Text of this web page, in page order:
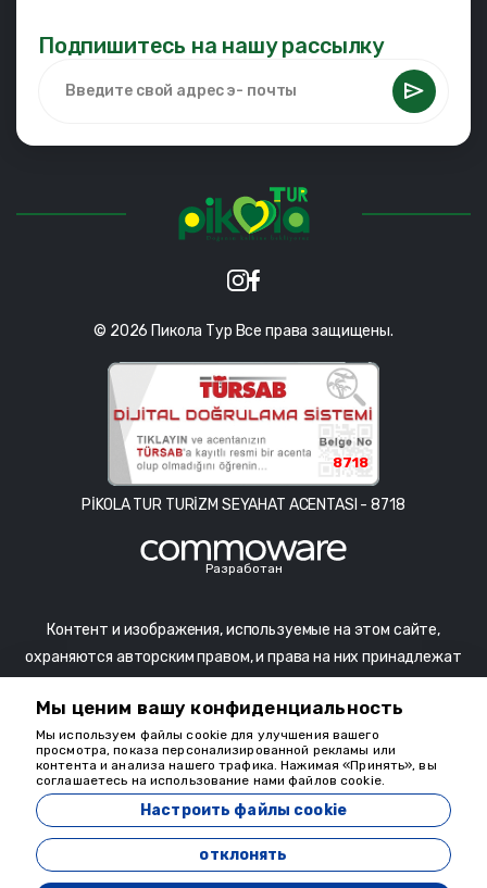
Подпишитесь на нашу рассылку
© 2026 Пикола Тур Все права защищены.
8718
PİKOLA TUR TURİZM SEYAHAT ACENTASI - 8718
Разработан
Контент и изображения, используемые на этом сайте,
охраняются авторским правом, и права на них принадлежат
изображений на этом сайте осуществляется в целях
продвижения произведений и не означает одобрение со
стороны художника. Несанкционированное использование
запрещено и может повлечь за собой начало судебного
разбирательства.
Мы ценим вашу конфиденциальность
Мы используем файлы cookie для улучшения вашего
просмотра, показа персонализированной рекламы или
контента и анализа нашего трафика. Нажимая «Принять», вы
соглашаетесь на использование нами файлов cookie.
Настроить файлы cookie
отклонять